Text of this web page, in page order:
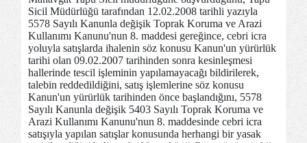
Sicil Müdürlüğü tarafından 12.02.2008 tarihli yazıyla
5578 Sayılı Kanunla değişik Toprak Koruma ve Arazi
Kullanımı Kanunu'nun 8. maddesi gereğince, cebri icra
yoluyla satışlarda ihalenin söz konusu Kanun'un yürürlük
tarihi olan 09.02.2007 tarihinden sonra kesinleşmesi
hallerinde tescil işleminin yapılamayacağı bildirilerek,
talebin reddedildiğini, satış işlemlerine söz konusu
Kanun'un yürürlük tarihinden önce başlandığını, 5578
Sayılı Kanunla değişik 5403 Sayılı Toprak Koruma ve
Arazi Kullanımı Kanunu'nun 8. maddesinde cebri icra
satışıyla yapılan satışlar konusunda herhangi bir yasak